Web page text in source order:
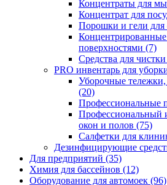
Концентраты для
Концентрат для
Порошки и гели для
Концентрированные
поверхностями (7)
Средства для
PRO инвентарь для
Уборочные
(20)
Профессиональные
Профессиональный
окон и полов (75)
Салфетки для
Дезинфицирующие
Для предприятий (35)
Химия для бассейнов (12)
Оборудование для автомоек (96)